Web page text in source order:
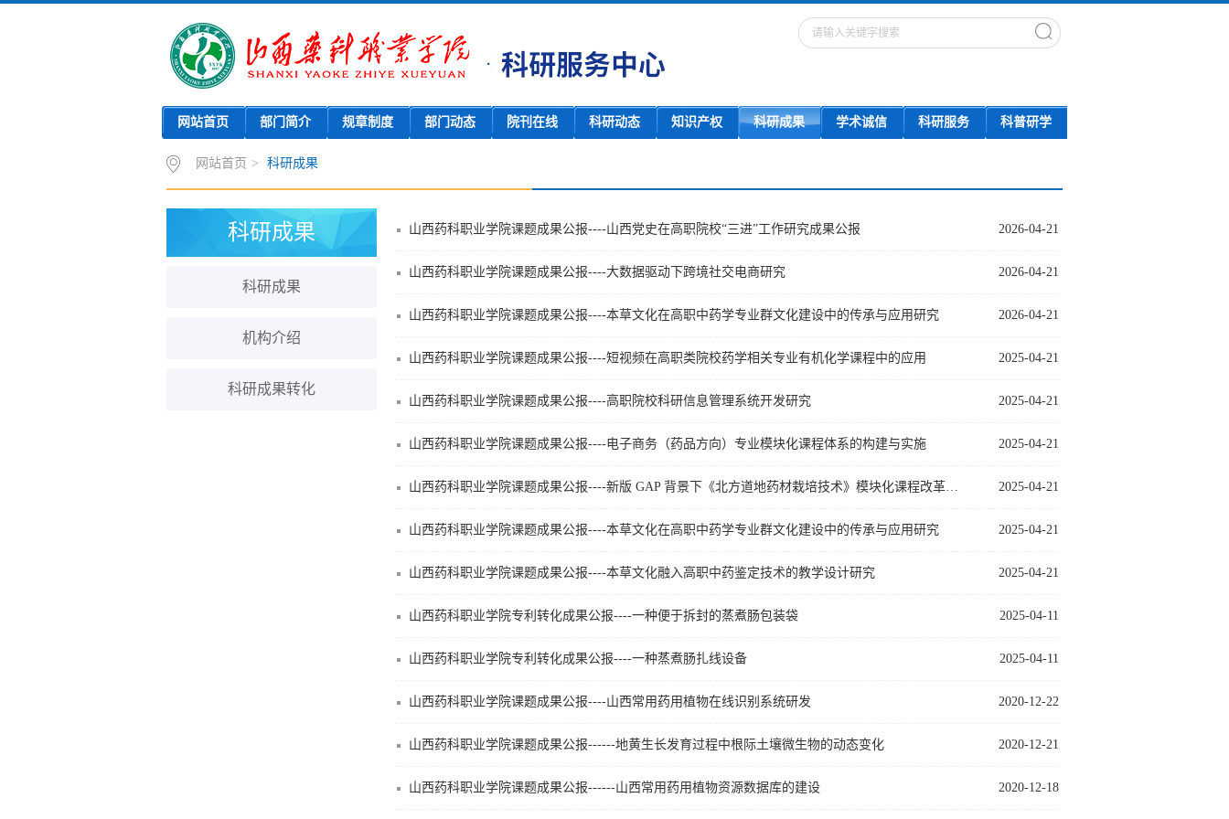
网站首页 部门简介 规章制度 部门动态 院刊在线 科研动态 知识产权 科研成果 学术诚信 科研服务 科普研学
网站首页 > 科研成果
科研成果
科研成果
机构介绍
科研成果转化
2026-04-21
山西药科职业学院课题成果公报----山西党史在高职院校“三进”工作研究成果公报
2026-04-21
山西药科职业学院课题成果公报----大数据驱动下跨境社交电商研究
2026-04-21
山西药科职业学院课题成果公报----本草文化在高职中药学专业群文化建设中的传承与应用研究
2025-04-21
山西药科职业学院课题成果公报----短视频在高职类院校药学相关专业有机化学课程中的应用
2025-04-21
山西药科职业学院课题成果公报----高职院校科研信息管理系统开发研究
2025-04-21
山西药科职业学院课题成果公报----电子商务（药品方向）专业模块化课程体系的构建与实施
2025-04-21
山西药科职业学院课题成果公报----新版 GAP 背景下《北方道地药材栽培技术》模块化课程改革探索
2025-04-21
山西药科职业学院课题成果公报----本草文化在高职中药学专业群文化建设中的传承与应用研究
2025-04-21
山西药科职业学院课题成果公报----本草文化融入高职中药鉴定技术的教学设计研究
2025-04-11
山西药科职业学院专利转化成果公报----一种便于拆封的蒸煮肠包装袋
2025-04-11
山西药科职业学院专利转化成果公报----一种蒸煮肠扎线设备
2020-12-22
山西药科职业学院课题成果公报----山西常用药用植物在线识别系统研发
2020-12-21
山西药科职业学院课题成果公报------地黄生长发育过程中根际土壤微生物的动态变化
2020-12-18
山西药科职业学院课题成果公报------山西常用药用植物资源数据库的建设